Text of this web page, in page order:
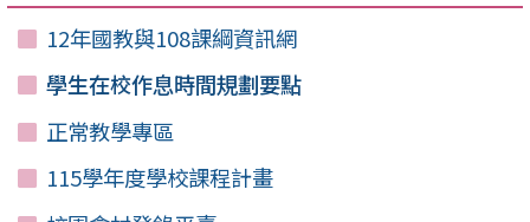
12年國教與108課綱資訊網
學生在校作息時間規劃要點
正常教學專區
115學年度學校課程計畫